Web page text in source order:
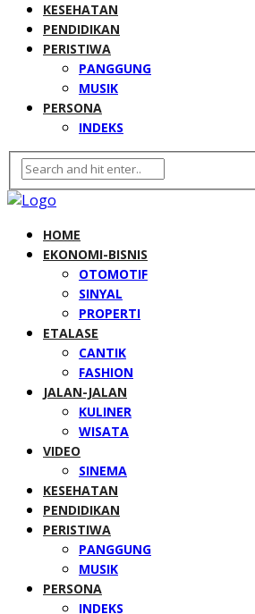
KESEHATAN
PENDIDIKAN
PERISTIWA
PANGGUNG
MUSIK
PERSONA
INDEKS
HOME
EKONOMI-BISNIS
OTOMOTIF
SINYAL
PROPERTI
ETALASE
CANTIK
FASHION
JALAN-JALAN
KULINER
WISATA
VIDEO
SINEMA
KESEHATAN
PENDIDIKAN
PERISTIWA
PANGGUNG
MUSIK
PERSONA
INDEKS